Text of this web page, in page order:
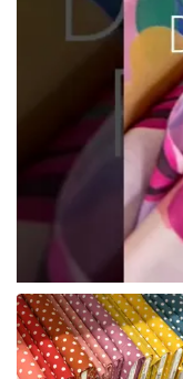
Bumbacul este,
sale, alegerea ideală
Descoperă
Bubufabrics
Selecția noastră de
găsi exact ce ai nevoie:
Pânză de bumbac:
pentru lenjerii de
cumpărături.
Bumbac de
modele unice cu